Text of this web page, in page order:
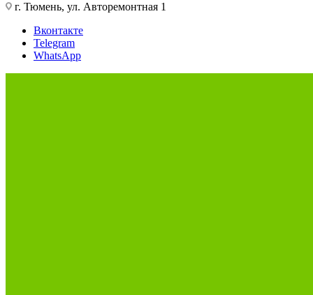
г. Тюмень, ул. Авторемонтная 1
Вконтакте
Telegram
WhatsApp